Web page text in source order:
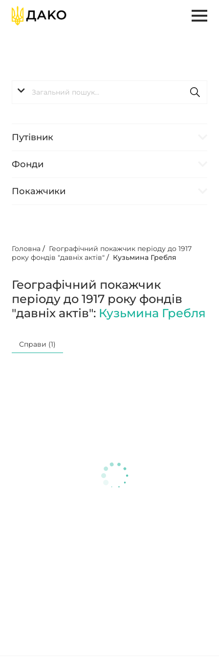
Путівник
Фонди
Покажчики
Головна / Географічний покажчик періоду до 1917
року фондів "давніх актів" / Кузьмина Гребля
Географічний покажчик
періоду до 1917 року фондів
"давніх актів": Кузьмина Гребля
Справи (1)